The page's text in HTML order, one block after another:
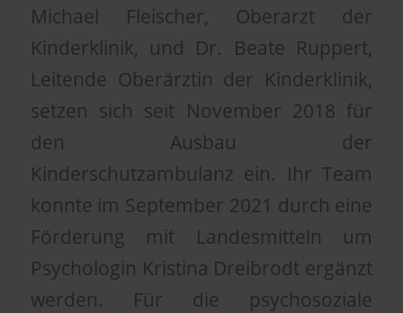
Michael Fleischer, Oberarzt der
Kinderklinik, und Dr. Beate Ruppert,
Leitende Oberärztin der Kinderklinik,
setzen sich seit November 2018 für
den Ausbau der
Kinderschutzambulanz ein. Ihr Team
konnte im September 2021 durch eine
Förderung mit Landesmitteln um
Psychologin Kristina Dreibrodt ergänzt
werden. Für die psychosoziale